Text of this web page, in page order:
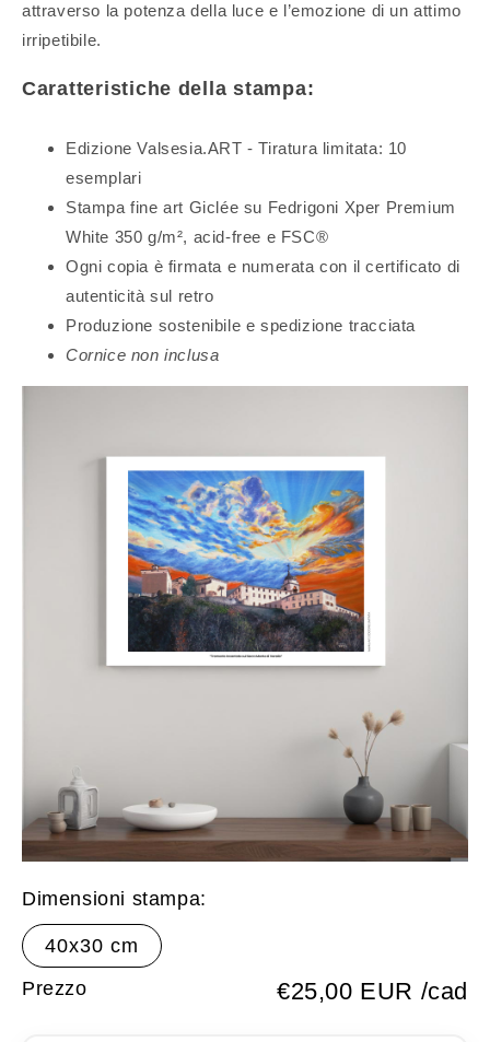
attraverso la potenza della luce e l’emozione di un attimo
irripetibile.
Caratteristiche della stampa:
Edizione Valsesia.ART - Tiratura limitata: 10
esemplari
Stampa fine art Giclée su Fedrigoni Xper Premium
White 350 g/m², acid-free e FSC®
Ogni copia è firmata e numerata con il certificato di
autenticità sul retro
Produzione sostenibile e spedizione tracciata
Cornice non inclusa
Dimensioni stampa:
40x30 cm
Prezzo
€25,00 EUR /cad